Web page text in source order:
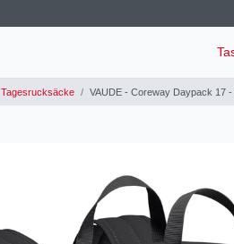
Tagesrucksäcke VAUDE - Coreway Daypack 17 -